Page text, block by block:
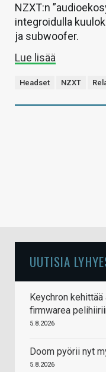
NZXT:n
integroidulla
ja subwoofer.
Lue lisää
Headset NZXT
UUTISIA
Keychron
firmwarea
5.8.2026
Doom pyörii nyt
5.8.2026